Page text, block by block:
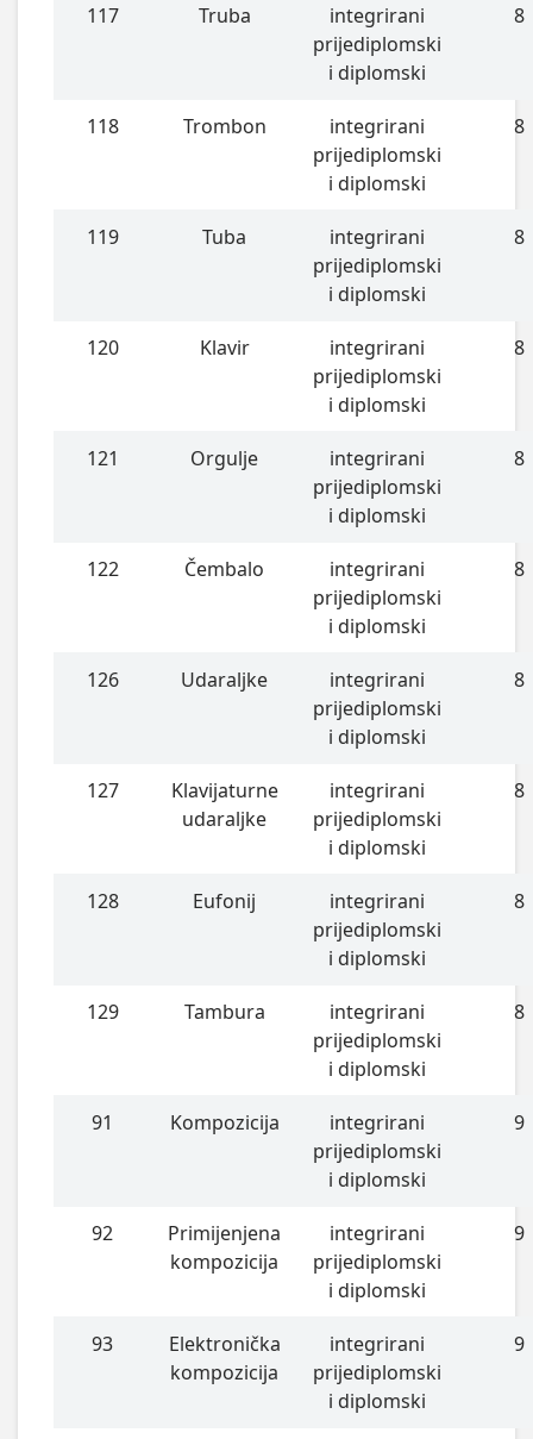
117 Truba
integrirani
prijediplomski
i diplomski
8
118 Trombon
integrirani
prijediplomski
i diplomski
8
119 Tuba
integrirani
prijediplomski
i diplomski
8
120 Klavir
integrirani
prijediplomski
i diplomski
8
121 Orgulje
integrirani
prijediplomski
i diplomski
8
122 Čembalo
integrirani
prijediplomski
i diplomski
8
126 Udaraljke
integrirani
prijediplomski
i diplomski
8
127
Klavijaturne
udaraljke
integrirani
prijediplomski
i diplomski
8
128 Eufonij
integrirani
prijediplomski
i diplomski
8
129 Tambura
integrirani
prijediplomski
i diplomski
8
91 Kompozicija
integrirani
prijediplomski
i diplomski
9
92
Primijenjena
kompozicija
integrirani
prijediplomski
i diplomski
9
93
Elektronička
kompozicija
integrirani
prijediplomski
i diplomski
9